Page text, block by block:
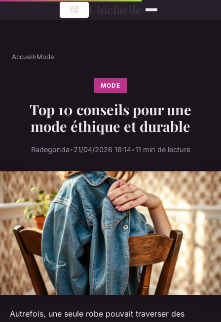
Accueil›Mode
MODE
Top 10 conseils pour une
mode éthique et durable
Radegonda•21/04/2026 16:14•11 min de lecture
Autrefois, une seule robe pouvait traverser des